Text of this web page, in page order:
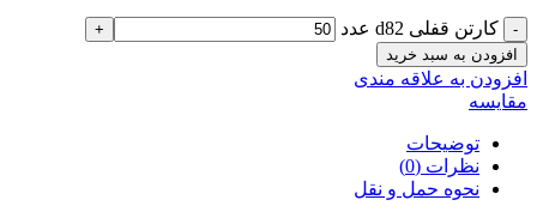
کارتن قفلی d82 عدد
افزودن به سبد خرید
افزودن به علاقه مندی
مقایسه
توضیحات
نظرات (0)
نحوه حمل و نقل